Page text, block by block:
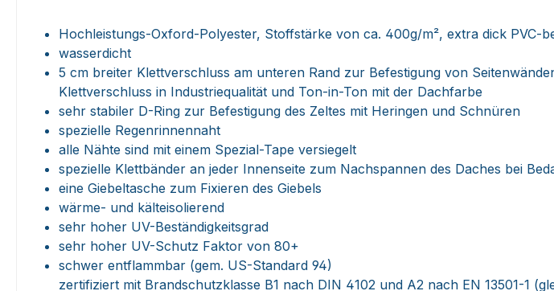
Hochleistungs-Oxford-Polyester, Stoffstärke von ca. 400g/m², extra dick PVC-
wasserdicht
5 cm breiter Klettverschluss am unteren Rand zur Befestigung von
Klettverschluss in Industriequalität und Ton-in-Ton mit der Dachfarbe
sehr stabiler D-Ring zur Befestigung des Zeltes mit Heringen und Schnüren
spezielle Regenrinnennaht
alle Nähte sind mit einem Spezial-Tape versiegelt
spezielle Klettbänder an jeder Innenseite zum Nachspannen des Daches bei
eine Giebeltasche zum Fixieren des Giebels
wärme- und kälteisolierend
sehr hoher UV-Beständigkeitsgrad
sehr hoher UV-Schutz Faktor von 80+
schwer entflammbar (gem. US-Standard 94)
zertifiziert mit Brandschutzklasse B1 nach DIN 4102 und A2 nach EN 13501-1